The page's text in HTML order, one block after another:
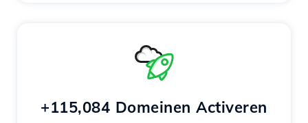
+115,084 Domeinen Activeren